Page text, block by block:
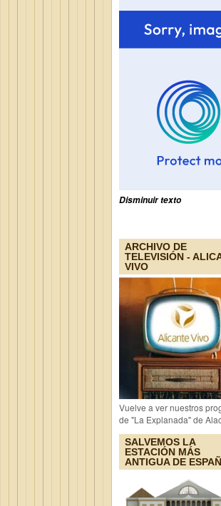
Disminuir texto
ARCHIVO DE
TELEVISIÓN -
VIVO
Vuelve a ver nuestros
de "La Explanada" de
SALVEMOS LA
ESTACIÓN MÁS
ANTIGUA DE